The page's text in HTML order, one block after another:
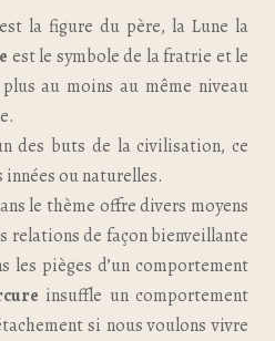
la figure du père, la Lune la
est le symbole de la fratrie et le
au moins au même niveau
des buts de la civilisation, ce
innées ou naturelles.
le thème offre divers moyens
relations de façon bienveillante
les pièges d’un comportement
insuffle un comportement
si nous voulons vivre